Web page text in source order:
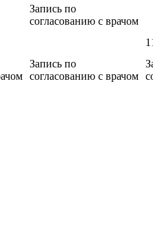
Запись по
согласованию с врачом
Запись по
согласованию с врачом